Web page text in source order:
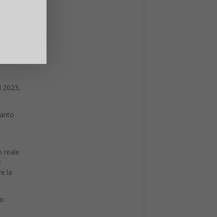
a
3.5
e
2023,
reale
la